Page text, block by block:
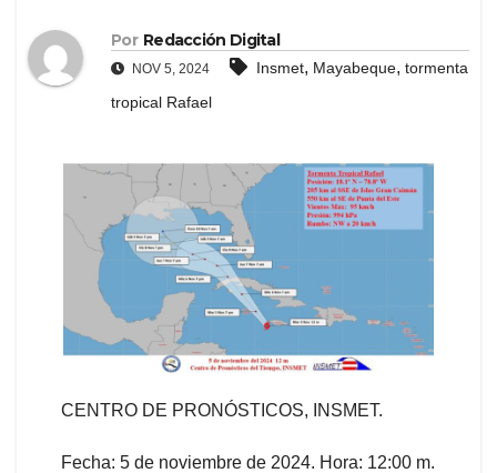
Por Redacción Digital
NOV 5, 2024 Insmet, Mayabeque, tormenta
tropical Rafael
CENTRO DE PRONÓSTICOS, INSMET.
Fecha: 5 de noviembre de 2024. Hora: 12:00 m.